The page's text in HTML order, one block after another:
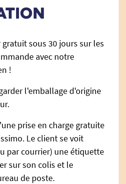
sous 30 jours sur les
avec notre
!
l'emballage d'origine
prise en charge gratuite
Le client se voit
par courrier) une étiquette
sur son colis et le
de poste.